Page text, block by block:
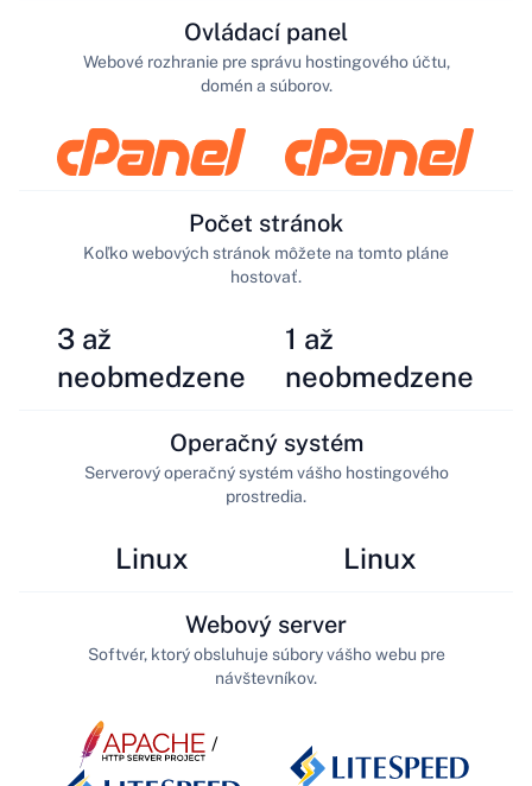
Ovládací panel
Webové rozhranie pre správu hostingového účtu,
domén a súborov.
3 až
neobmedzene
Počet stránok
Koľko webových stránok môžete na tomto pláne
hostovať.
1 až
neobmedzene
Linux
Operačný systém
Serverový operačný systém vášho hostingového
prostredia.
Linux
/
Webový server
Softvér, ktorý obsluhuje súbory vášho webu pre
návštevníkov.